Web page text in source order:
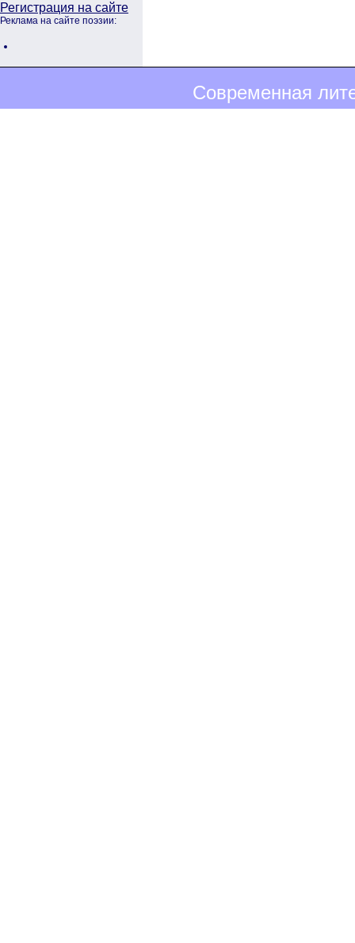
Регистрация на сайте
Реклама на сайте поэзии:
Современная